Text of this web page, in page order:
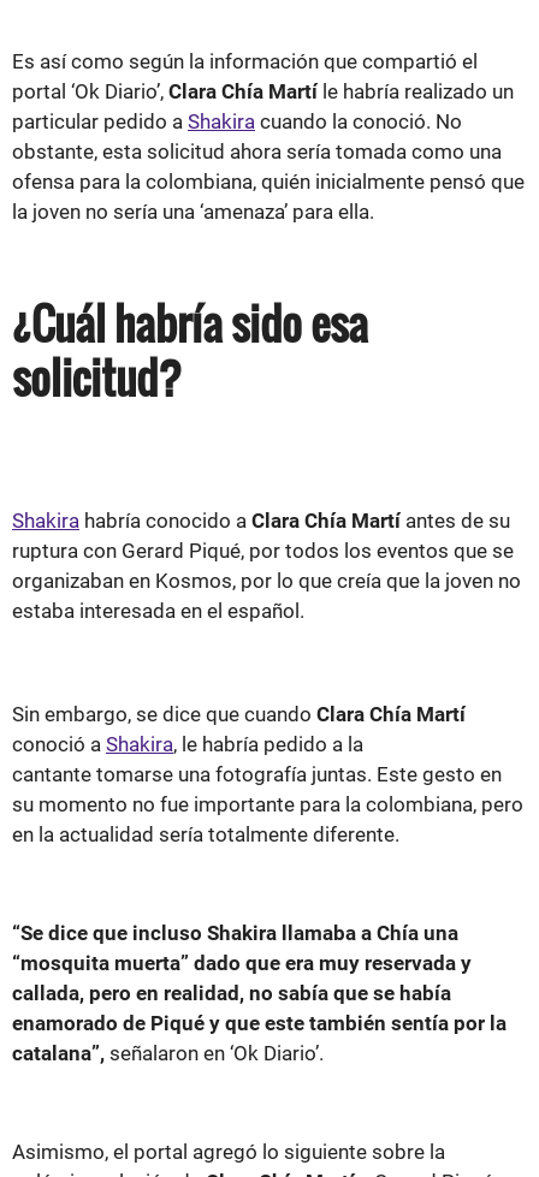
Es así como según la información que compartió el
portal ‘Ok Diario’, Clara Chía Martíle habría realizado un
particular pedido a Shakira cuando la conoció. No
obstante, esta solicitud ahora sería tomada como una
ofensa para la colombiana, quién inicialmente pensó que
la joven no sería una ‘amenaza’ para ella.
¿Cuál habría sido esa
solicitud?
Shakira habría conocido a Clara Chía Martíantes de su
ruptura con Gerard Piqué, por todos los eventos que se
organizaban en Kosmos, por lo que creía que la joven no
estaba interesada en el español.
Sin embargo, se dice que cuando Clara Chía Martí
conoció a Shakira, le habría pedido a la
cantante tomarse una fotografía juntas. Este gesto en
su momento no fue importante para la colombiana, pero
en la actualidad sería totalmente diferente.
“Se dice que incluso Shakira llamaba a Chía una
“mosquita muerta” dado que era muy reservada y
callada, pero en realidad, no sabía que se había
enamorado de Piqué y que este también sentía por la
catalana”, señalaron en ‘Ok Diario’.
Asimismo, el portal agregó lo siguiente sobre la